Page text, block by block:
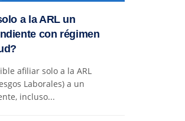
a la ARL un
con régimen
afiliar solo a la ARL
Laborales) a un
incluso...